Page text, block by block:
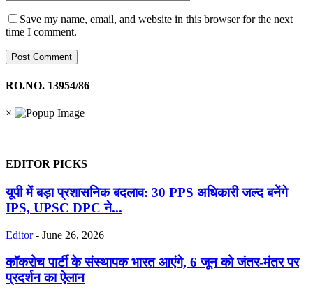
Save my name, email, and website in this browser for the next
time I comment.
RO.NO. 13954/86
×
EDITOR PICKS
यूपी में बड़ा प्रशासनिक बदलाव: 30 PPS अधिकारी जल्द बनेंगे
IPS, UPSC DPC ने...
Editor - June 26, 2026
कॉकरोच पार्टी के संस्थापक भारत आएंगे, 6 जून को जंतर-मंतर पर
प्रदर्शन का ऐलान